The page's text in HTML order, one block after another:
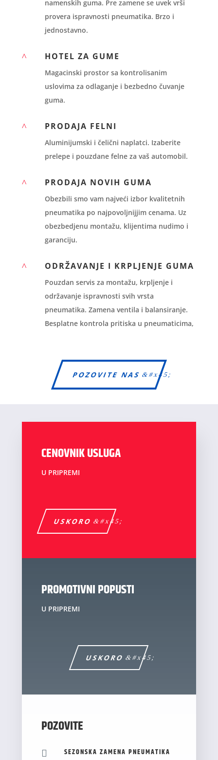
namenskih guma. Pre zamene se uvek vrši
provera ispravnosti pneumatika. Brzo i
jednostavno.
^ HOTEL ZA GUME
Magacinski prostor sa kontrolisanim
uslovima za odlaganje i bezbedno čuvanje
guma.
^ PRODAJA FELNI
Aluminijumski i čelični naplatci. Izaberite
prelepe i pouzdane felne za vaš automobil.
^ PRODAJA NOVIH GUMA
Obezbili smo vam najveći izbor kvalitetnih
pneumatika po najpovoljnijjim cenama. Uz
obezbedjenu montažu, klijentima nudimo i
garanciju.
^ ODRŽAVANJE I KRPLJENJE GUMA
Pouzdan servis za montažu, krpljenje i
održavanje ispravnosti svih vrsta
pneumatika. Zamena ventila i balansiranje.
Besplatne kontrola pritiska u pneumaticima,
POZOVITE NAS
CENOVNIK USLUGA
U PRIPREMI
USKORO
PROMOTIVNI POPUSTI
U PRIPREMI
USKORO
POZOVITE
 SEZONSKA ZAMENA PNEUMATIKA